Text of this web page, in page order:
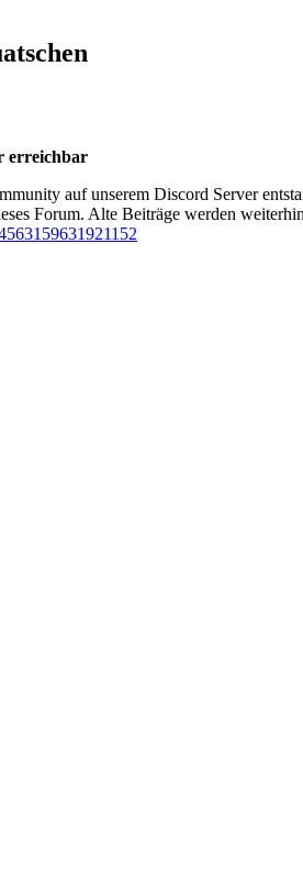
erreichbar
auf unserem Discord Server
Forum. Alte Beiträge werden